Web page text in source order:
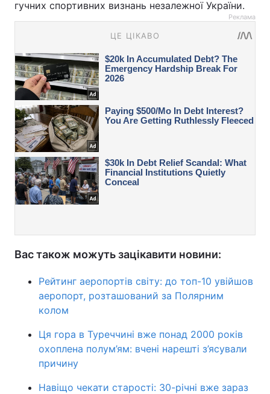
гучних спортивних визнань незалежної України.
Реклама
Вас також можуть зацікавити новини:
Рейтинг аеропортів світу: до топ-10 увійшов
аеропорт, розташований за Полярним
колом
Ця гора в Туреччині вже понад 2000 років
охоплена полум’ям: вчені нарешті з’ясували
причину
Навіщо чекати старості: 30-річні вже зараз